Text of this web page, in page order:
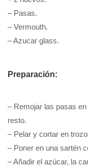
– Pasas.
– Vermouth.
– Azucar glass.
Preparación:
– Remojar las pasas
resto.
– Pelar y cortar en
– Poner en una sartén
– Añadir el azúcar, la